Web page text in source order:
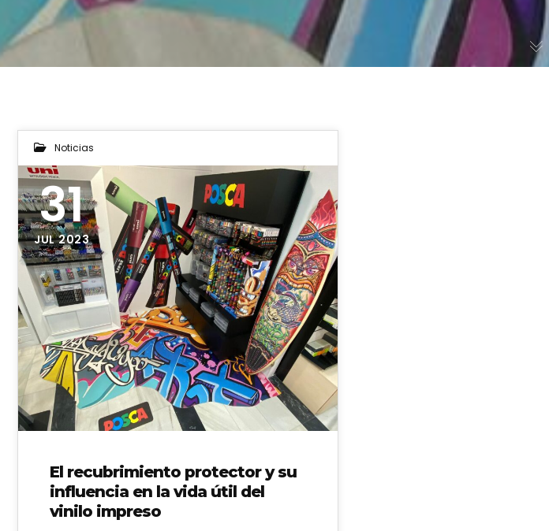
Noticias
31
JUL 2023
El recubrimiento protector y su
influencia en la vida útil del
vinilo impreso